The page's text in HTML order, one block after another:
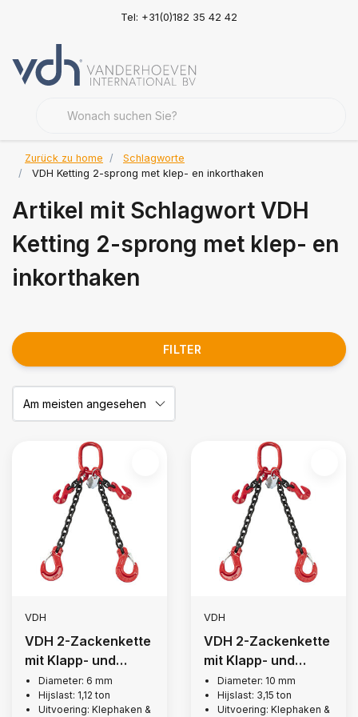
Tel: +31(0)182 35 42 42
Zurück zu home
Schlagworte
VDH Ketting 2-sprong met klep- en inkorthaken
Artikel mit Schlagwort VDH
Ketting 2-sprong met klep- en
inkorthaken
FILTER
VDH
VDH 2-Zackenkette
mit Klapp- und
Kerbhaken, Ø 6 mm
Diameter: 6 mm
Hijslast: 1,12 ton
Uitvoering: Klephaken &
VDH
VDH 2-Zackenkette
mit Klapp- und
Kerbhaken, Ø 10 mm
Diameter: 10 mm
Hijslast: 3,15 ton
Uitvoering: Klephaken &